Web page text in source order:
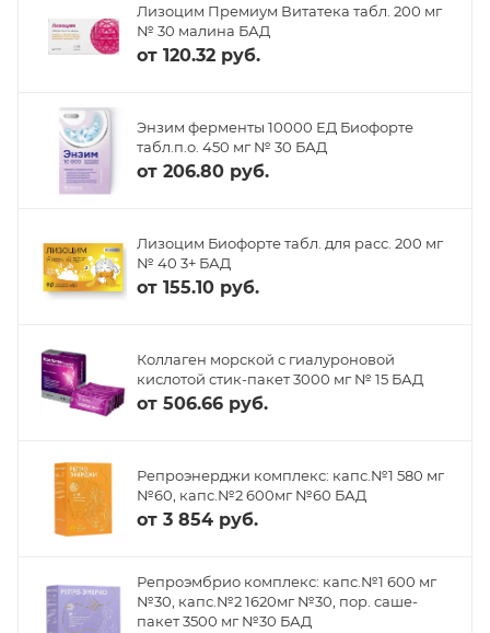
Лизоцим Премиум Витатека табл. 200 мг
№ 30 малина БАД
от 120.32 руб.
Энзим ферменты 10000 ЕД Биофорте
табл.п.о. 450 мг № 30 БАД
от 206.80 руб.
Лизоцим Биофорте табл. для расс. 200 мг
№ 40 3+ БАД
от 155.10 руб.
Коллаген морской с гиалуроновой
кислотой стик-пакет 3000 мг № 15 БАД
от 506.66 руб.
Репроэнерджи комплекс: капс.№1 580 мг
№60, капс.№2 600мг №60 БАД
от 3 854 руб.
Репроэмбрио комплекс: капс.№1 600 мг
№30, капс.№2 1620мг №30, пор. саше-
пакет 3500 мг №30 БАД